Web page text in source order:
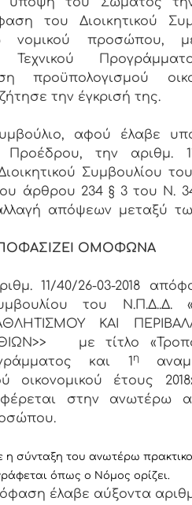
του Διοικητικού
προσώπου,
Τεχνικού
προϋπολογισμού
την έγκρισή της.
αφού έλαβε
την αριθμ.
Συμβουλίου
άρθρου 234 § 3 του Ν.
απόψεων μεταξύ
ΟΜΟΦΩΝΑ
11/40/26-03-2018
του Ν.Π.Δ..Δ.
ΚΑΙ
με τίτλο
και 1 η
οικονομικού έτους
στην ανωτέρω
η σύνταξη του ανωτέρω
όπως ο Νόμος ορίζει.
έλαβε αύξοντα